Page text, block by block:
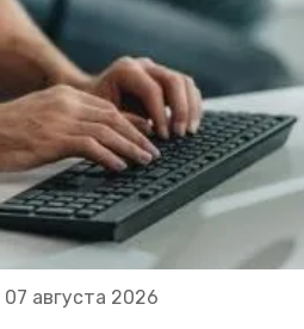
07 августа 2026